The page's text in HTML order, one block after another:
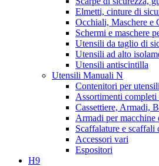
Elmetti, cinture di
Occhiali, Maschere e
Schermi e maschere
Utensili da taglio di
Utensili ad alto
Utensili antiscintilla
Utensili Manuali N
Contenitori per
Assortimenti completi
Cassettiere, Armadi,
Armadi per
Scaffalature e scaffali
Accessori vari
Espositori
H9